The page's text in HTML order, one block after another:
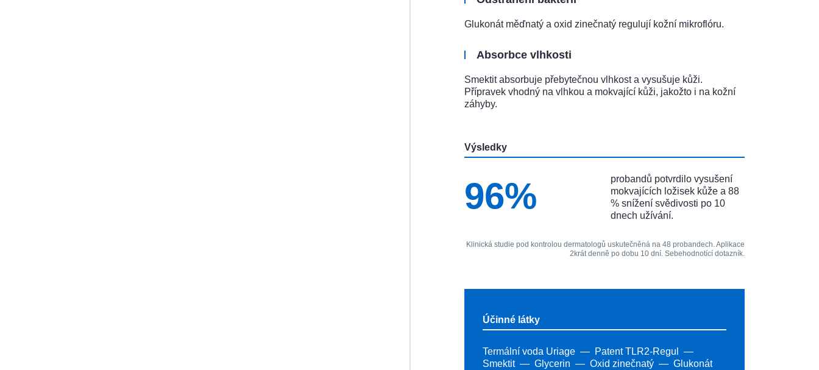
Glukonát měďnatý a oxid zinečnatý regulují kožní mikroflóru.
Absorbce vlhkosti
Smektit absorbuje přebytečnou vlhkost a vysušuje kůži.
Přípravek vhodný na vlhkou a mokvající kůži, jakožto i na kožní
záhyby.
Výsledky
96%
probandů potvrdilo vysušení
mokvajících ložisek kůže a 88
% snížení svědivosti po 10
dnech užívání.
Klinická studie pod kontrolou dermatologů uskutečněná na 48 probandech. Aplikace
2krát denně po dobu 10 dní. Sebehodnotící dotazník.
Účinné látky
Termální voda Uriage
Patent TLR2-Regul
Smektit
Glycerin Oxid zinečnatý
Glukonát